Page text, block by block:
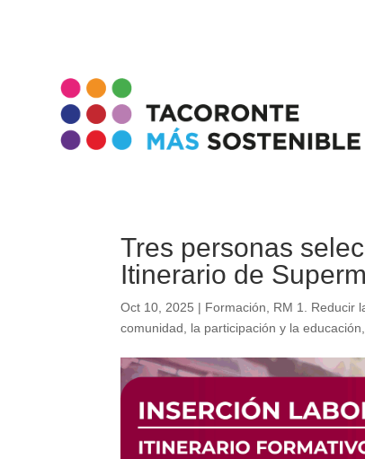
Tres personas
Itinerario de
Oct 10, 2025 | Formación RM 1. Reducir
comunidad, la participación y la educación